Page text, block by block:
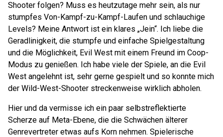
Shooter folgen? Muss es heutzutage mehr sein, als nur
stumpfes Von-Kampf-zu-Kampf-Laufen und schlauchige
Levels? Meine Antwort ist ein klares „Jein“. Ich liebe die
Geradlinigkeit, die stumpfe und einfache Spielgestaltung
und die Möglichkeit, Evil West mit einem Freund im Coop-
Modus zu genießen. Ich habe viele der Spiele, an die Evil
West angelehnt ist, sehr gerne gespielt und so konnte mich
der Wild-West-Shooter streckenweise wirklich abholen.
Hier und da vermisse ich ein paar selbstreflektierte
Scherze auf Meta-Ebene, die die Schwächen älterer
Genrevertreter etwas aufs Korn nehmen. Spielerische